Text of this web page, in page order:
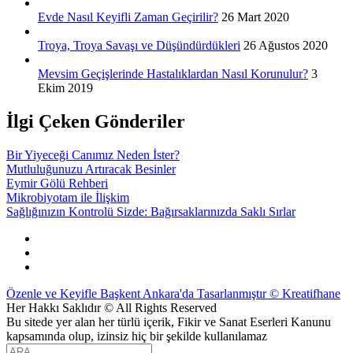
Evde Nasıl Keyifli Zaman Geçirilir? 26 Mart 2020
Troya, Troya Savaşı ve Düşündürdükleri 26 Ağustos 2020
Mevsim Geçişlerinde Hastalıklardan Nasıl Korunulur? 3
Ekim 2019
İlgi Çeken Gönderiler
Bir Yiyeceği Canımız Neden İster?
Mutluluğunuzu Artıracak Besinler
Eymir Gölü Rehberi
Mikrobiyotam ile İlişkim
Sağlığınızın Kontrolü Sizde: Bağırsaklarınızda Saklı Sırlar
Özenle ve Keyifle Başkent Ankara'da Tasarlanmıştır © Kreatifhane
Her Hakkı Saklıdır © All Rights Reserved
Bu sitede yer alan her türlü içerik, Fikir ve Sanat Eserleri Kanunu
kapsamında olup, izinsiz hiç bir şekilde kullanılamaz
Magazine WordPress Themes
Search